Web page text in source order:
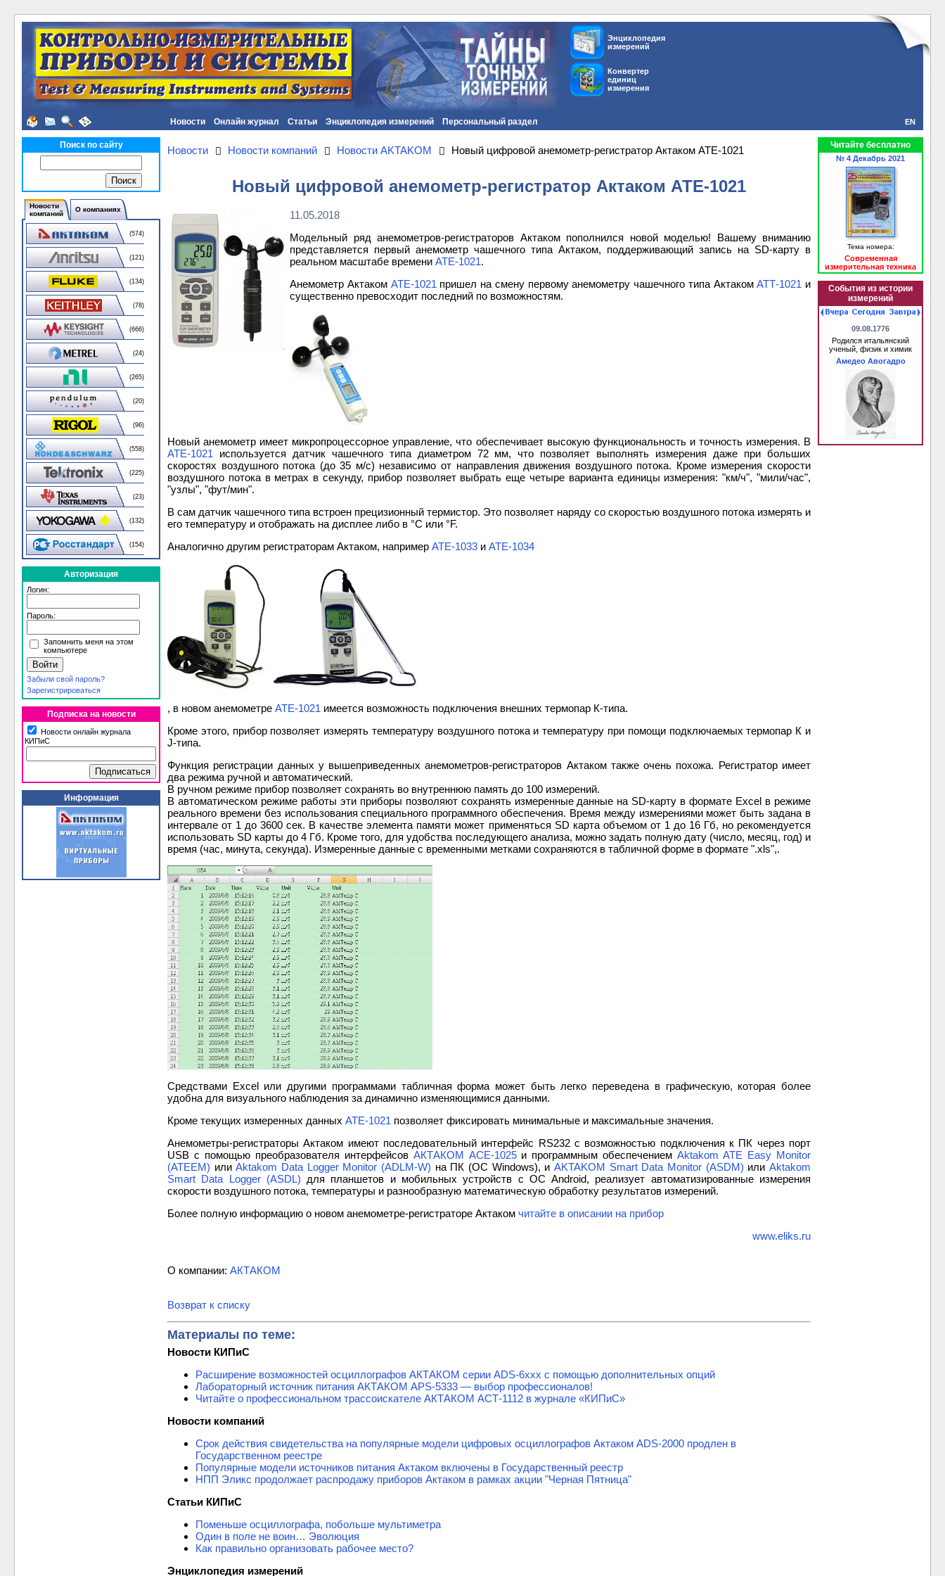
Энциклопедия
измерений
Конвертер
единиц
измерения
Новости Онлайн журнал Статьи Энциклопедия измерений Персональный раздел EN
Поиск по сайту
Новости
компаний
О компаниях
(574)
(121)
(134)
(78)
(666)
(24)
(265)
(20)
(96)
(558)
(225)
(23)
(132)
(154)
Авторизация
Логин:
Пароль:
Запомнить меня на этом
компьютере
Забыли свой пароль?
Зарегистрироваться
Подписка на новости
Новости онлайн журнала
КИПиС
Информация
Новости Новости компаний Новости AKTAKOM Новый цифровой анемометр-регистратор Актаком АТЕ-1021
Новый цифровой анемометр-регистратор Актаком АТЕ-1021
11.05.2018
Модельный ряд анемометров-регистраторов Актаком пополнился новой моделью! Вашему вниманию
представляется первый анемометр чашечного типа Актаком, поддерживающий запись на SD-карту в
реальном масштабе времени АТЕ-1021.
Анемометр Актаком АТЕ-1021 пришел на смену первому анемометру чашечного типа АктакомАТТ-1021 и
существенно превосходит последний по возможностям.
Новый анемометр имеет микропроцессорное управление, что обеспечивает высокую функциональность и точность измерения. В
АТЕ-1021 используется датчик чашечного типа диаметром 72 мм, что позволяет выполнять измерения даже при больших
скоростях воздушного потока (до 35 м/с) независимо от направления движения воздушного потока. Кроме измерения скорости
воздушного потока в метрах в секунду, прибор позволяет выбрать еще четыре варианта единицы измерения: "км/ч", "мили/час",
"узлы", "фут/мин".
В сам датчик чашечного типа встроен прецизионный термистор. Это позволяет наряду со скоростью воздушного потока измерять и
его температуру и отображать на дисплее либо в °С или °F.
Аналогично другим регистраторам Актаком, например АТЕ-1033 и АТЕ-1034
, в новом анемометре АТЕ-1021 имеется возможность подключения внешних термопар К-типа.
Кроме этого, прибор позволяет измерять температуру воздушного потока и температуру при помощи подключаемых термопар К и
J-типа.
Функция регистрации данных у вышеприведенных анемометров-регистраторов Актаком также очень похожа. Регистратор имеет
два режима ручной и автоматический.
В ручном режиме прибор позволяет сохранять во внутреннюю память до 100 измерений.
В автоматическом режиме работы эти приборы позволяют сохранять измеренные данные на SD-карту в формате Excel в режиме
реального времени без использования специального программного обеспечения. Время между измерениями может быть задана в
интервале от 1 до 3600 сек. В качестве элемента памяти может применяться SD карта объемом от 1 до 16 Гб, но рекомендуется
использовать SD карты до 4 Гб. Кроме того, для удобства последующего анализа, можно задать полную дату (число, месяц, год) и
время (час, минута, секунда). Измеренные данные с временными метками сохраняются в табличной форме в формате ".xls",.
Средствами Excel или другими программами табличная форма может быть легко переведена в графическую, которая более
удобна для визуального наблюдения за динамично изменяющимися данными.
Кроме текущих измеренных данных АТЕ-1021 позволяет фиксировать минимальные и максимальные значения.
Анемометры-регистраторы Актаком имеют последовательный интерфейс RS232 с возможностью подключения к ПК через порт
USB с помощью преобразователя интерфейсов АКТАКОМ АСЕ-1025и программным обеспечениемAktakom ATE Easy Monitor
(ATEEM) илиAktakom Data Logger Monitor (ADLM-W) на ПК (ОС Windows), иAKTAKOM Smart Data Monitor (ASDM) илиAktakom
Smart Data Logger (ASDL) для планшетов и мобильных устройств с ОС Android, реализует автоматизированные измерения
скорости воздушного потока, температуры и разнообразную математическую обработку результатов измерений.
Более полную информацию о новом анемометре-регистраторе Актаком читайте в описании на прибор
www.eliks.ru
О компании: АКТАКОМ
Возврат к списку
Материалы по теме:
Новости КИПиС
Расширение возможностей осциллографов АКТАКОМ серии ADS-6ххх с помощью дополнительных опций
Лабораторный источник питания АКТАКОМ APS-5333 — выбор профессионалов!
Читайте о профессиональном трассоискателе АКТАКОМ АСТ-1112 в журнале «КИПиС»
Новости компаний
Срок действия свидетельства на популярные модели цифровых осциллографов Актаком ADS-2000 продлен в
Государственном реестре
Популярные модели источников питания Актаком включены в Государственный реестр
НПП Эликс продолжает распродажу приборов Актаком в рамках акции "Черная Пятница"
Статьи КИПиС
Поменьше осциллографа, побольше мультиметра
Один в поле не воин… Эволюция
Как правильно организовать рабочее место?
Энциклопедия измерений
Читайте бесплатно
№ 4 Декабрь 2021
Тема номера:
Современная
измерительная техника
События из истории
измерений
09.08.1776
Родился итальянский
ученый, физик и химик
Амедео Авогадро